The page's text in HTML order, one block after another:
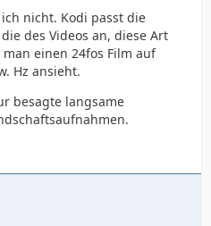
nicht. Kodi passt die
des Videos an, diese Art
einen 24fos Film auf
Hz ansieht.
besagte langsame